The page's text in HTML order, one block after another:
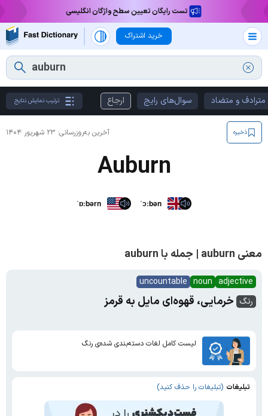
تست رایگان تعیین سطح واژگان انگلیسی
خرید اشتراک
مترادف و متضاد سوال‌های رایج ارجاع ترتیب نمایش نتایج
آخرین به‌روزرسانی: ۲۳ شهریور ۱۴۰۴ ذخیره
Auburn
ˈɒːbərn ˈɔːbən
معنی auburn | جمله با auburn
adjective
noun
uncountable
رنگ خرمایی، قهوه‌ای مایل به قرمز
لیست کامل لغات دسته‌بندی شده‌ی رنگ
تبلیغات (تبلیغات را حذف کنید)